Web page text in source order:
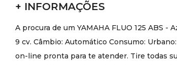
+ INFORMAÇÕES
A procura de um YAMAHA FLUO 125 ABS
9 cv. Câmbio: Automático Consumo:
on-line pronta para te atender. Tire todas